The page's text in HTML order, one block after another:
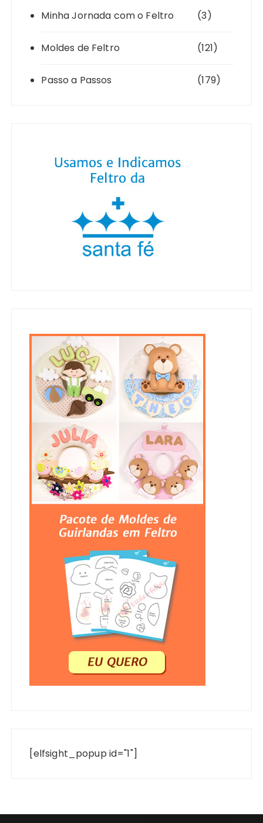
Minha Jornada com o Feltro (3)
Moldes de Feltro (121)
Passo a Passos (179)
[elfsight_popup id="1"]